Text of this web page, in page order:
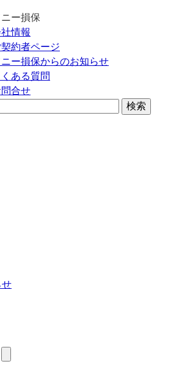
ニー損保
情報
契約者ページ
ニー損保からのお知らせ
くある質問
合せ
せ